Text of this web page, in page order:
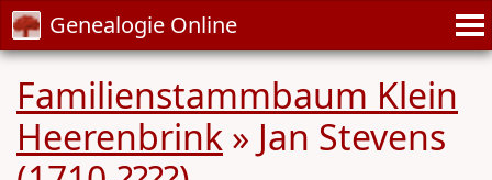
Genealogie Online
Familienstammbaum Klein
Heerenbrink » Jan Stevens